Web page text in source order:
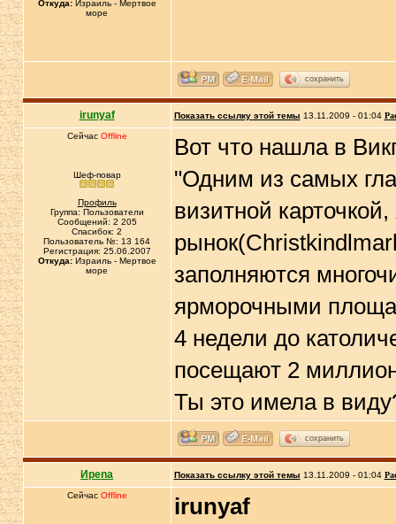
Откуда:Израиль - Мертвое
море
сохранить
irunyaf Показать ссылку этой темы 13.11.2009 - 01:04
Сейчас Offline
Шеф-повар
Профиль
Группа: Пользователи
Сообщений: 2 205
Спасибок: 2
Пользователь №: 13 164
Регистрация: 25.06.2007
Откуда:Израиль - Мертвое
море
Вот что нашла в
"Одним из самых
визитной
заполняются
ярморочными
4 недели до
посещают 2
Ты это имела в
сохранить
Иpena Показать ссылку этой темы 13.11.2009 - 01:04
Сейчас Offline
irunyaf